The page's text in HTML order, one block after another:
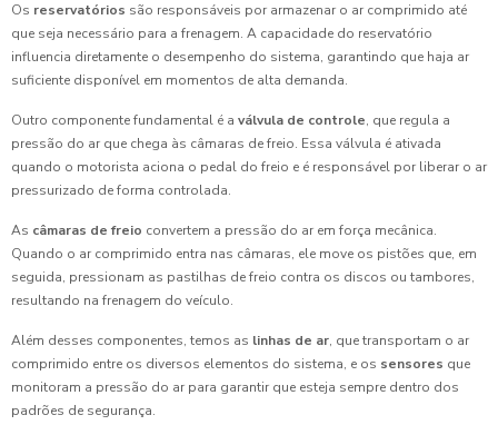
Os reservatórios são responsáveis por armazenar o ar comprimido até
que seja necessário para a frenagem. A capacidade do reservatório
influencia diretamente o desempenho do sistema, garantindo que haja ar
suficiente disponível em momentos de alta demanda.
Outro componente fundamental é a válvula de controle, que regula a
pressão do ar que chega às câmaras de freio. Essa válvula é ativada
quando o motorista aciona o pedal do freio e é responsável por liberar o ar
pressurizado de forma controlada.
As câmaras de freio convertem a pressão do ar em força mecânica.
Quando o ar comprimido entra nas câmaras, ele move os pistões que, em
seguida, pressionam as pastilhas de freio contra os discos ou tambores,
resultando na frenagem do veículo.
Além desses componentes, temos as linhas de ar, que transportam o ar
comprimido entre os diversos elementos do sistema, e os sensores que
monitoram a pressão do ar para garantir que esteja sempre dentro dos
padrões de segurança.